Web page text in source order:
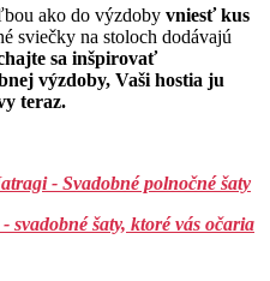
ako do výzdoby vniesť kus
sviečky na stoloch dodávajú
sa inšpirovať
výzdoby, Vaši hostia ju
teraz.
- Svadobné polnočné šaty
svadobné šaty, ktoré vás očaria